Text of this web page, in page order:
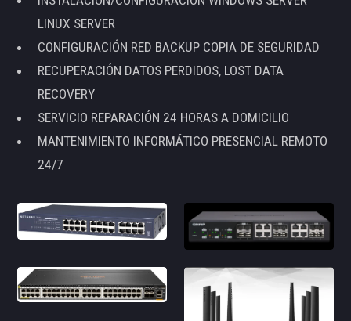
LINUX SERVER
CONFIGURACIÓN RED BACKUP COPIA DE SEGURIDAD
RECUPERACIÓN DATOS PERDIDOS, LOST DATA
RECOVERY
SERVICIO REPARACIÓN 24 HORAS A DOMICILIO
MANTENIMIENTO INFORMÁTICO PRESENCIAL REMOTO
24/7